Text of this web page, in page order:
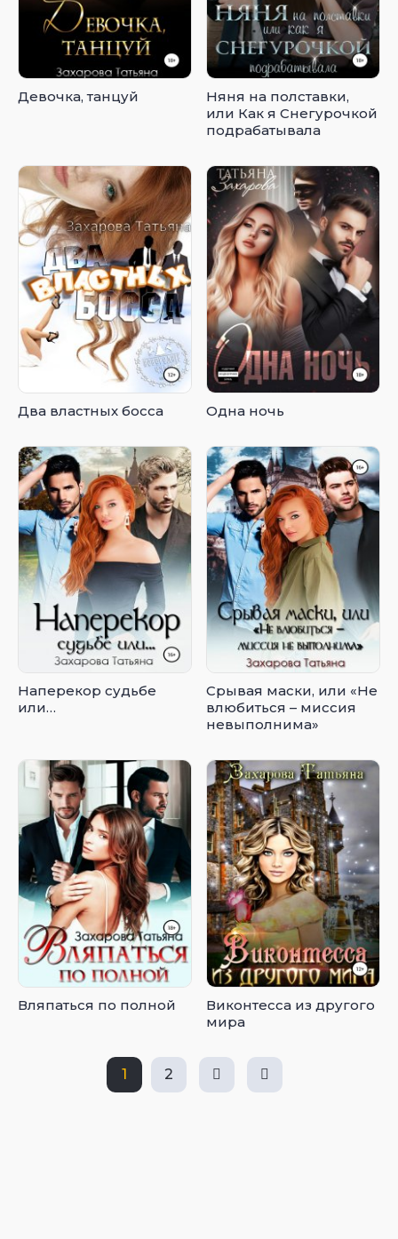
Девочка, танцуй
Няня на полставки,
или Как я Снегурочкой
подрабатывала
Два властных босса Одна ночь
Наперекор судьбе
или…
Срывая маски, или «Не
влюбиться – миссия
невыполнима»
Вляпаться по полной
Виконтесса из другого
мира
1 2